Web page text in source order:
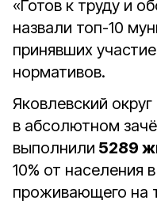
«Готов к труду и
назвали топ-10
принявших
нормативов.
Яковлевский
в абсолютном
выполнили 5289
10% от населения
проживающего на